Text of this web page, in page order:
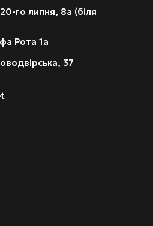
го липня, 8а (біля
Рота 1а
37